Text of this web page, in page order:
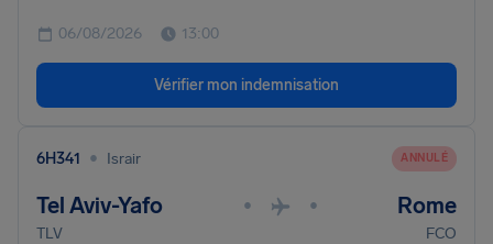
06/08/2026 13:00
Vérifier mon indemnisation
6H341 • Israir ANNULÉ
Tel Aviv-Yafo • • Rome
TLV FCO